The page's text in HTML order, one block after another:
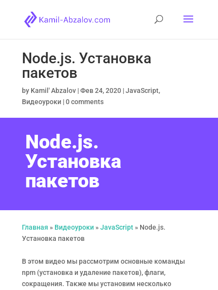
Node.js. Установка
пакетов
by Kamil' Abzalov|Фев 24, 2020|JavaScript,
Видеоуроки |0 comments
Node.js.
Установка
пакетов
Главная » Видеоуроки » JavaScript» Node.js.
Установка пакетов
В этом видео мы рассмотрим основные команды
npm (установка и удаление пакетов), флаги,
сокращения. Также мы установим несколько